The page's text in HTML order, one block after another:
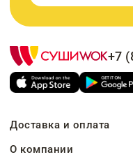
+7
Доставка и оплата
О компании